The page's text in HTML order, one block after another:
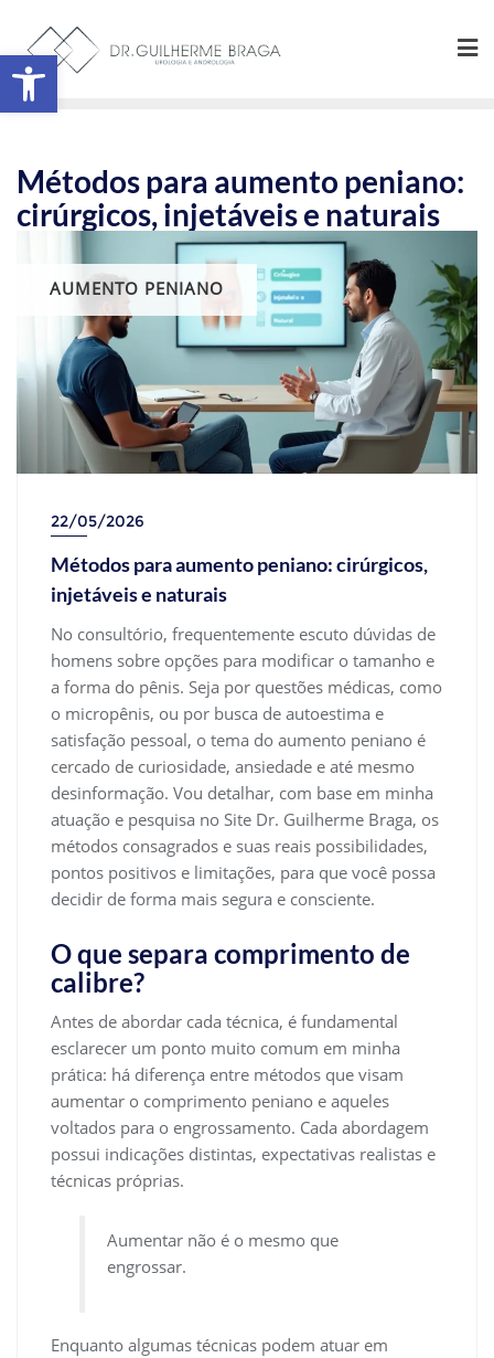
Abrir a barra de ferramentas
Métodos para aumento peniano:
cirúrgicos, injetáveis e naturais
AUMENTO PENIANO
22/05/2026
Métodos para aumento peniano: cirúrgicos,
injetáveis e naturais
No consultório, frequentemente escuto dúvidas de
homens sobre opções para modificar o tamanho e
a forma do pênis. Seja por questões médicas, como
o micropênis, ou por busca de autoestima e
satisfação pessoal, o tema do aumento peniano é
cercado de curiosidade, ansiedade e até mesmo
desinformação. Vou detalhar, com base em minha
atuação e pesquisa no Site Dr. Guilherme Braga, os
métodos consagrados e suas reais possibilidades,
pontos positivos e limitações, para que você possa
decidir de forma mais segura e consciente.
O que separa comprimento de
calibre?
Antes de abordar cada técnica, é fundamental
esclarecer um ponto muito comum em minha
prática: há diferença entre métodos que visam
aumentar o comprimento peniano e aqueles
voltados para o engrossamento. Cada abordagem
possui indicações distintas, expectativas realistas e
técnicas próprias.
Aumentar não é o mesmo que
engrossar.
Enquanto algumas técnicas podem atuar em